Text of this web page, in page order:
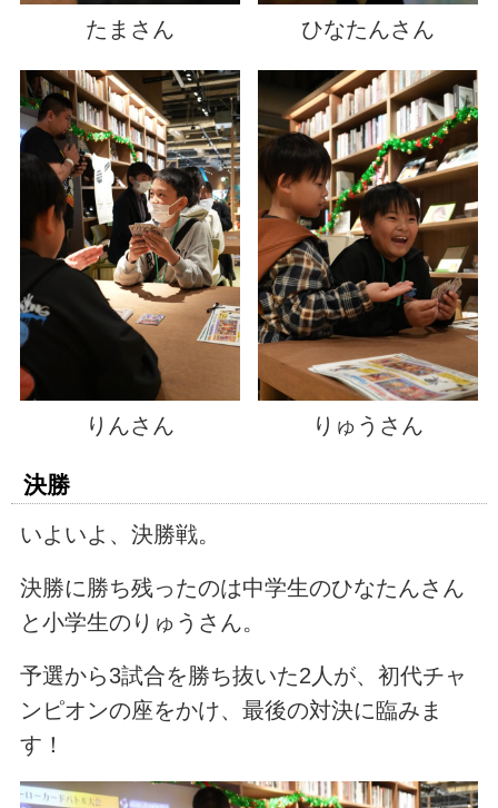
たまさん ひなたんさん
りんさん りゅうさん
決勝
いよいよ、決勝戦。
決勝に勝ち残ったのは中学生のひなたんさん
と小学生のりゅうさん。
予選から3試合を勝ち抜いた2人が、初代チャ
ンピオンの座をかけ、最後の対決に臨みま
す！